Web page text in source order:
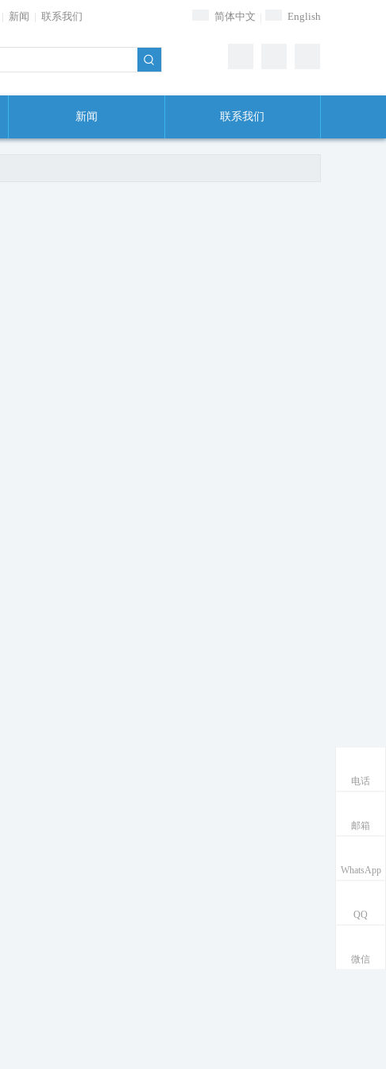
| 新闻 | 联系我们 简体中文 English
新闻 联系我们
电话
邮箱
WhatsApp
QQ
微信